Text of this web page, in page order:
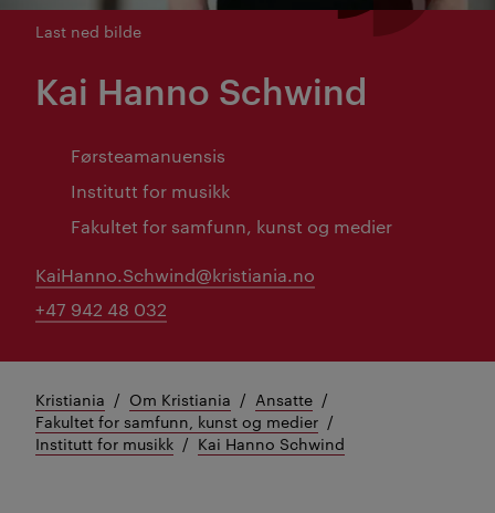
Last ned bilde
Kai Hanno Schwind
Førsteamanuensis
Institutt for musikk
Fakultet for samfunn, kunst og medier
KaiHanno.Schwind@kristiania.no
+47 942 48 032
Kristiania Om Kristiania
Ansatte
Fakultet for samfunn, kunst og medier
Institutt for musikk
Kai Hanno Schwind